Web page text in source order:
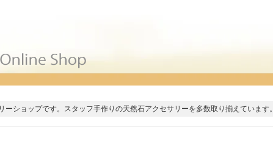
ショップです。スタッフ手作りの天然石アクセサリーを多数取り揃えています。